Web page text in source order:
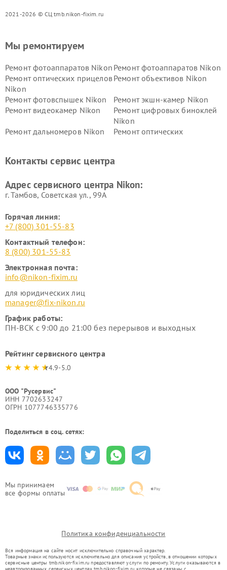
2021-2026 © СЦ tmb.nikon-fixim.ru
Мы принимаем
все формы оплаты
Мы ремонтируем
Ремонт фотоаппаратов Nikon Ремонт фотоаппаратов Nikon
Ремонт оптических прицелов
Nikon
Ремонт объективов Nikon
Ремонт фотовспышек Nikon
Ремонт экшн-камер Nikon
Ремонт видеокамер Nikon
Ремонт цифровых биноклей
Nikon
Ремонт дальномеров Nikon
Ремонт оптических
Контакты сервис центра
Адрес сервисного центра Nikon:
г. Тамбов, Советская ул., 99А
Горячая линия:
+7 (800) 301-55-83
Контактный телефон:
8 (800) 301-55-83
Электронная почта:
info@nikon-fixim.ru
для юридических лиц
manager@fix-nikon.ru
График работы:
ПН-ВСК с 9:00 до 21:00 без перерывов и выходных
Рейтинг сервисного центра
4.9-5.0
ООО "Русервис"
ИНН 7702633247
ОГРН 1077746335776
Поделиться в соц. сетях:
Политика конфиденциальности
Вся информация на сайте носит исключительно справочный характер.
Товарные знаки используются исключительно для описания устройств, в отношении которых
сервисные центры tmb.nikon-fixim.ru предоставляют услуги по ремонту. Услуги оказываются в